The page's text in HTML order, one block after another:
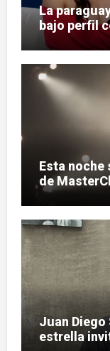
La
bajo perfil
Esta noche
de
Juan Diego
estrella